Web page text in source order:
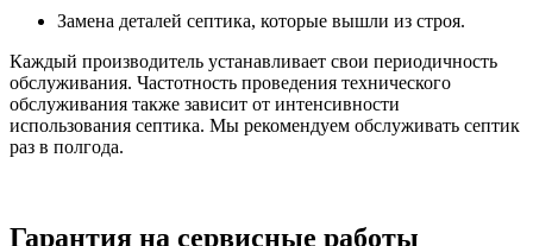
Замена деталей септика, которые вышли из строя.
Каждый производитель устанавливает свои периодичность
обслуживания. Частотность проведения технического
обслуживания также зависит от интенсивности
использования септика. Мы рекомендуем обслуживать септик
раз в полгода.
Гарантия на сервисные работы